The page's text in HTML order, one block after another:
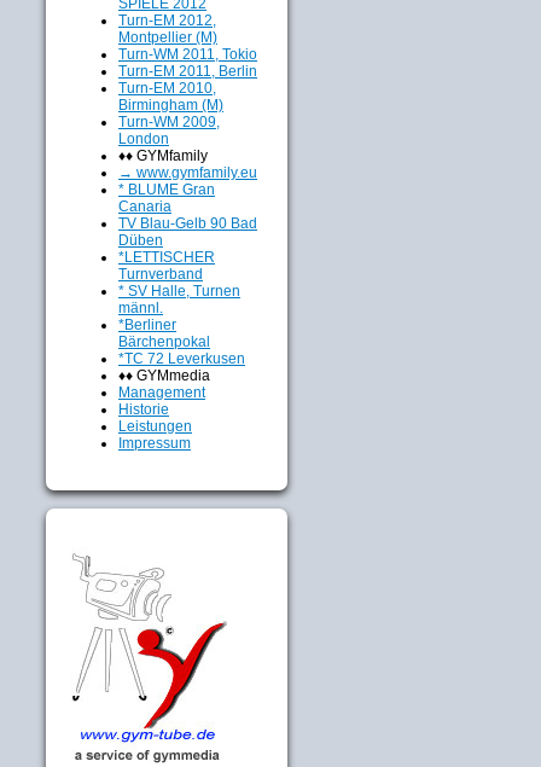
SPIELE 2012
Turn-EM 2012,
Montpellier (M)
Turn-WM 2011, Tokio
Turn-EM 2011, Berlin
Turn-EM 2010,
Birmingham (M)
Turn-WM 2009,
London
♦♦ GYMfamily
→ www.gymfamily.eu
* BLUME Gran
Canaria
TV Blau-Gelb 90 Bad
Düben
*LETTISCHER
Turnverband
* SV Halle, Turnen
männl.
*Berliner
Bärchenpokal
*TC 72 Leverkusen
♦♦ GYMmedia
Management
Historie
Leistungen
Impressum